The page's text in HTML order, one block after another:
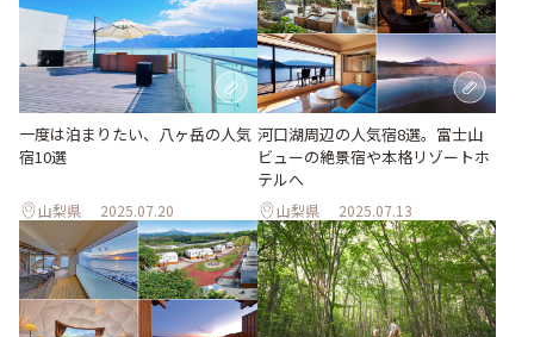
一度は泊まりたい、八ヶ岳の人気
宿10選
山梨県 2025.07.20
河口湖周辺の人気宿8選。富士山
ビューの絶景宿や本格リゾートホ
テルへ
山梨県 2025.07.13